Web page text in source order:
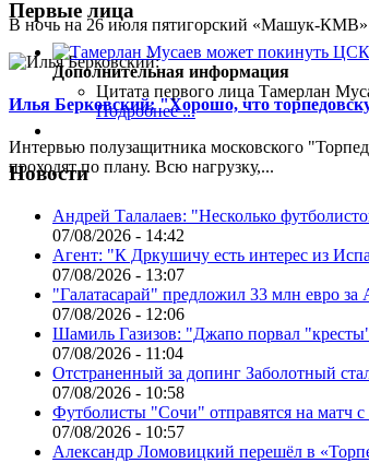
В ночь на 26 июля пятигорский «Машук-КМВ»
Илья Берковский: "Хорошо, что
Интервью полузащитника московского
проходят по плану. Всю нагрузку,...
Первые лица
Дополнительная информация
Цитата первого лица Тамерлан
Подробнее ...
Новости
Андрей Талалаев: "Несколько
07/08/2026 - 14:42
Агент: "К Дркушичу есть интерес из
07/08/2026 - 13:07
"Галатасарай" предложил 33 млн евро за
07/08/2026 - 12:06
Шамиль Газизов: "Джапо порвал
07/08/2026 - 11:04
Отстраненный за допинг Заболотный
07/08/2026 - 10:58
Футболисты "Сочи" отправятся на матч с
07/08/2026 - 10:57
Александр Ломовицкий перешёл в